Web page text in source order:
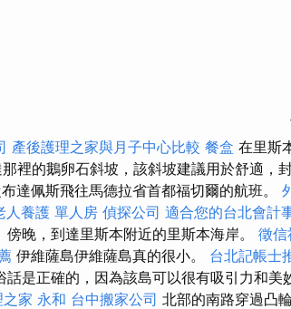
產後護理之家與月子中心比較 餐盒 在里斯
裡的鵝卵石斜坡，該斜坡建議用於舒適，
達佩斯飛往馬德拉省首都福切爾的航班。
人養護 單人房 偵探公司 適合您的台北會計
晚，到達里斯本附近的里斯本海岸。 徵信
伊維薩島伊維薩島真的很小。 台北記帳士
是正確的，因為該島可以很有吸引力和美
之家 永和 台中搬家公司 北部的南路穿過凸